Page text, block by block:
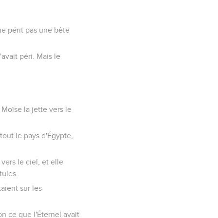
périt pas une bête
péri. Mais le
la jette vers le
le pays d'Égypte,
le ciel, et elle
sur les
ce que l'Éternel avait